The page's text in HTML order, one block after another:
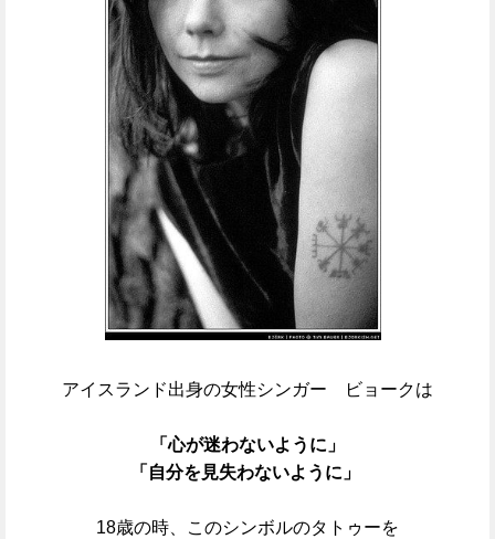
アイスランド出身の女性シンガー ビョークは
「心が迷わないように」
「自分を見失わないように」
18歳の時、このシンボルのタトゥーを